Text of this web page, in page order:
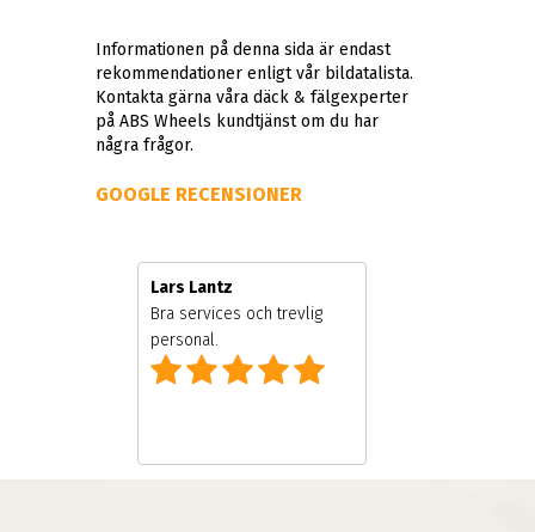
Informationen på denna sida är endast
rekommendationer enligt vår bildatalista.
Kontakta gärna våra däck & fälgexperter
på ABS Wheels kundtjänst om du har
några frågor.
GOOGLE RECENSIONER
Lars Lantz
Bra services och trevlig
personal.